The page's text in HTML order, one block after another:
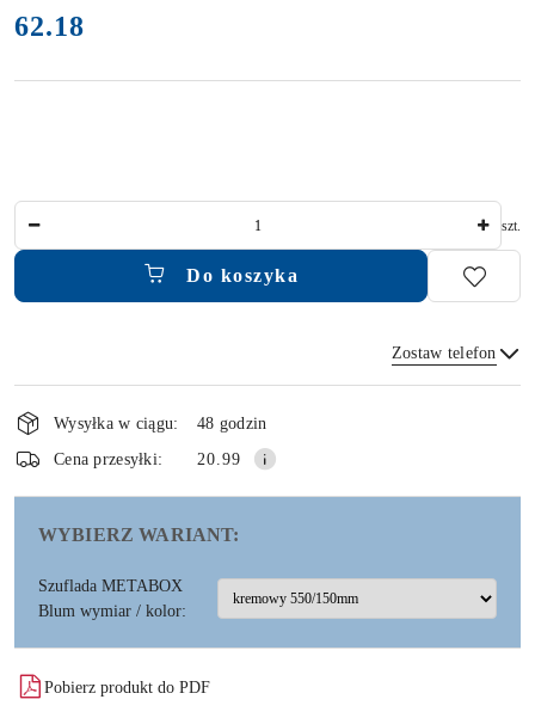
Cena:
62.18
szt.
Do koszyka
Zostaw telefon
Wyślij
Dostępność
i
dostawa
Wysyłka w ciągu:
48 godzin
Cena przesyłki:
20.99
WYBIERZ WARIANT:
Szuflada METABOX
Blum wymiar / kolor:
Pobierz produkt do PDF